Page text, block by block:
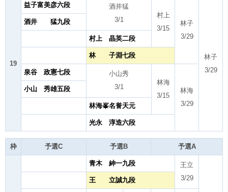
19
益子富美彦六段
酒井猛
3/1
村上
3/15
林子
3/29
林子
3/29
酒井 猛九段
村上 晶英二段
林 子淵七段
泉谷 政憲七段
小山秀
3/1
林海
3/15
林海
3/29
小山 秀雄五段
林海峯名誉天元
光永 淳造六段
枠 予選C 予選B 予選A
青木 紳一九段
王立
3/29
王 立誠九段